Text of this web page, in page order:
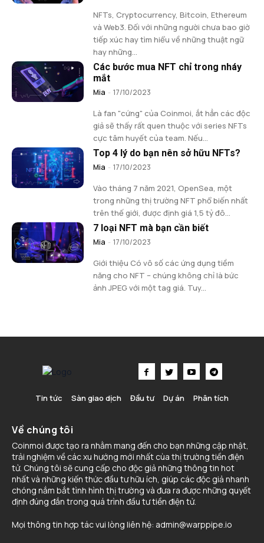
NFTs, Cryptocurrency, Bitcoin, Ethereum
và Web3. Đối với những người chưa bao giờ
tiếp xúc hay tìm hiểu về những thuật ngữ
hay những...
Các bước mua NFT chỉ trong nháy
mắt
Mia - 17/10/2023
Là fan "cứng" của Coinmoi, ắt hẳn các độc
giả sẽ thấy rất quen thuộc với series NFTs
cực tâm huyết của team. Nếu...
Top 4 lý do bạn nên sở hữu NFTs?
Mia - 17/10/2023
Vào tháng 7 năm 2021, OpenSea, một
trong những thị trường NFT phổ biến nhất
trên thế giới, được định giá 1,5 tỷ đô...
7 loại NFT mà bạn cần biết
Mia - 17/10/2023
Giới thiệu Có vô số các ứng dụng tiềm
năng cho NFT – chúng không chỉ là bức
ảnh JPEG với một tag giá. Tuy...
Tin tức Sàn giao dịch Đầu tư Dự án Phân tích
Về chúng tôi
Coinmoi được tạo ra nhằm mang đến cho bạn những cập nhật,
trải nghiệm về các xu hướng mới nhất cùa thị trường tiền điện
tử. Chúng tôi sẽ cung cấp cho độc giả những thông tin hot
nhất và những kiến thức đầu tư hữu ích, giúp các độc giả nhanh
chóng nắm bắt tình hình thị trường và đưa ra được những quyết
định đúng đắn trong quá trình đầu tư tiền điện tử.
Mọi thông tin hợp tác vui lòng liên hệ: admin@warppipe.io